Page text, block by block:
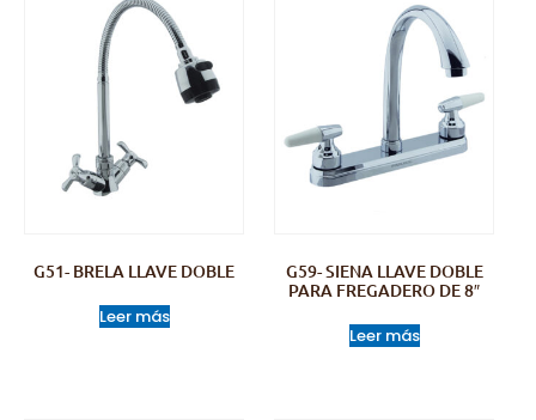
G51- BRELA LLAVE DOBLE
Leer más
G59- SIENA LLAVE DOBLE
PARA FREGADERO DE 8″
Leer más